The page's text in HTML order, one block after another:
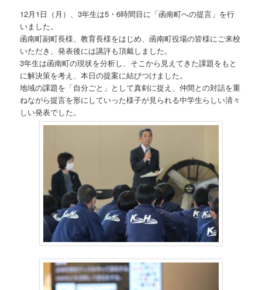
12月1日（月）、3年生は5・6時間目に「函南町への提言」を行
いました。
函南町副町長様、教育長様をはじめ、函南町役場の皆様にご来校
いただき、発表後には講評も頂戴しました。
3年生は函南町の現状を分析し、そこから見えてきた課題をもと
に解決策を考え、本日の提案に結びつけました。
地域の課題を「自分ごと」として真剣に捉え、仲間との対話を重
ねながら提言を形にしていった様子が見られる中学生らしい清々
しい発表でした。